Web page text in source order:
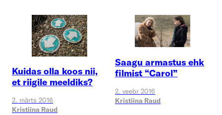
Kuidas olla koos nii,
et riigile meeldiks?
2. märts 2016
Kristiina Raud
Saagu armastus ehk
filmist “Carol”
2. veebr 2016
Kristiina Raud